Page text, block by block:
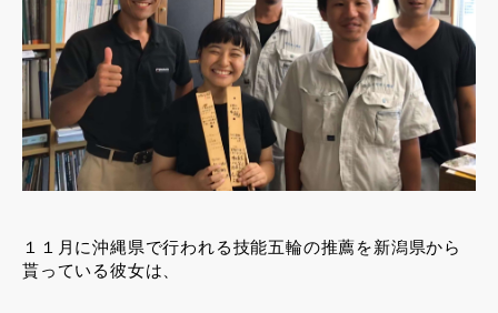
１１月に沖縄県で行われる技能五輪の推薦を新潟県から
貰っている彼女は、